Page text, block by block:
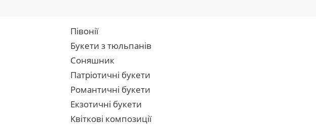
Півонії
Букети з тюльпанів
Соняшник
Патріотичні букети
Романтичні букети
Екзотичні букети
Квіткові композиції